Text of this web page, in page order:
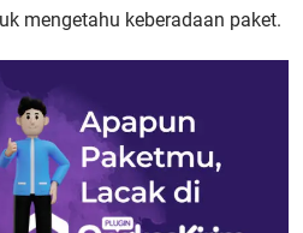
mengetahu keberadaan paket.